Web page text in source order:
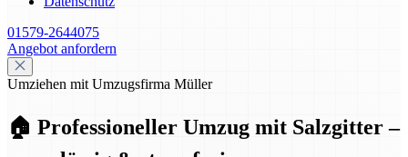
01579-2644075
Angebot anfordern
Umziehen mit Umzugsfirma Müller
🏠 Professioneller Umzug mit Salzgitter –